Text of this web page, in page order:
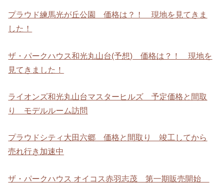
プラウド練馬光が丘公園 価格は？！ 現地を見てきま
した！
ザ・パークハウス和光丸山台(予想) 価格は？！ 現地を
見てきました！
ライオンズ和光丸山台マスターヒルズ 予定価格と間取
り モデルルーム訪問
プラウドシティ大田六郷 価格と間取り 竣工してから
売れ行き加速中
ザ・パークハウス オイコス赤羽志茂 第一期販売開始